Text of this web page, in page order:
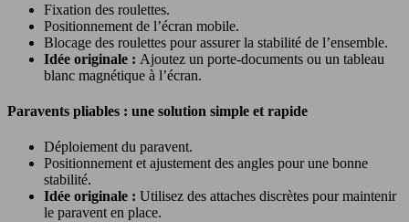
Fixation des roulettes.
Positionnement de l’écran mobile.
Blocage des roulettes pour assurer la stabilité de l’ensemble.
Idée originale : Ajoutez un porte-documents ou un tableau
blanc magnétique à l’écran.
Paravents pliables : une solution simple et rapide
Déploiement du paravent.
Positionnement et ajustement des angles pour une bonne
stabilité.
Idée originale : Utilisez des attaches discrètes pour maintenir
le paravent en place.